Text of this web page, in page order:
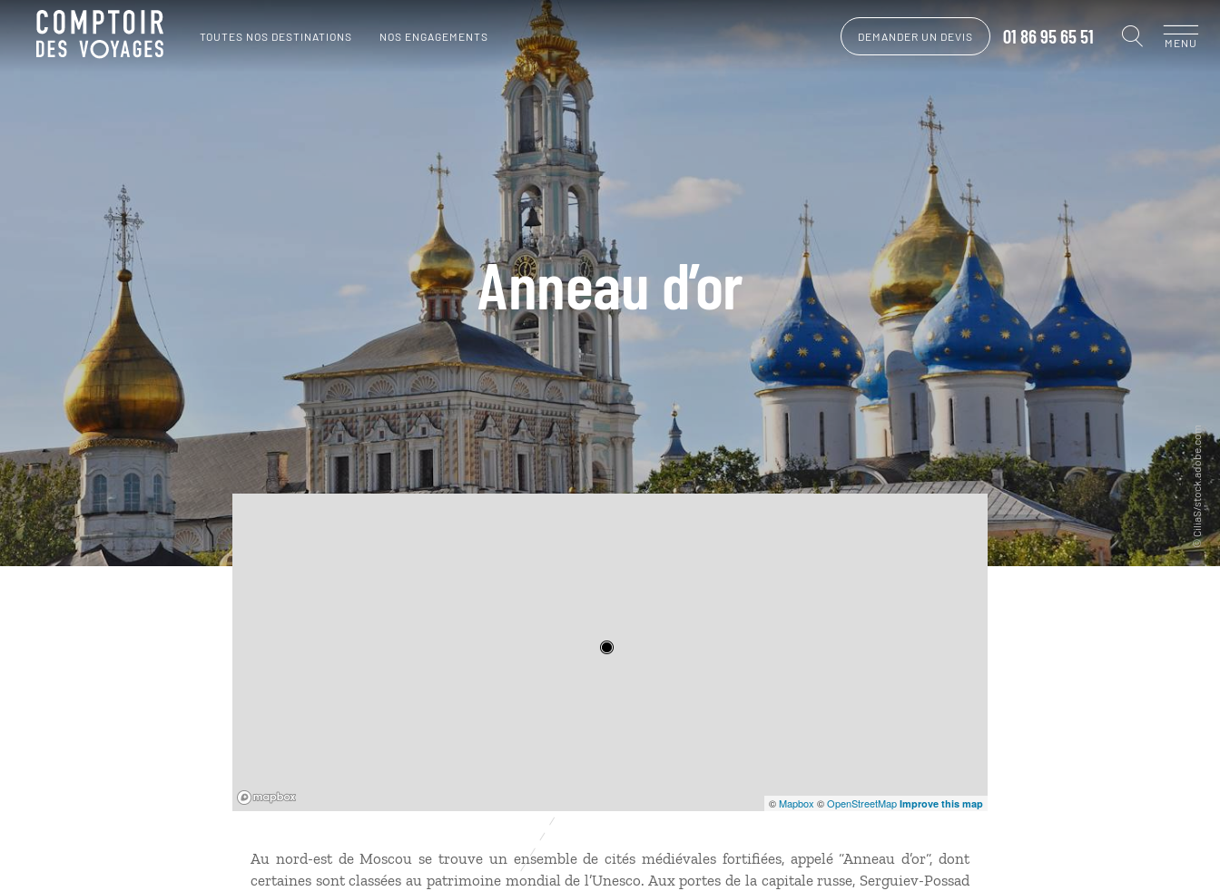
TOUTES NOS DESTINATIONS NOS ENGAGEMENTS DEMANDER UN DEVIS 01 86 95 65 51 MENU
Anneau d’or
©Mapbox ©OpenStreetMap Improve this map
Au nord-est de Moscou se trouve un ensemble de cités médiévales fortifiées, appelé “Anneau d’or“, dont
certaines sont classées au patrimoine mondial de l’Unesco. Aux portes de la capitale russe, Serguiev-Possad